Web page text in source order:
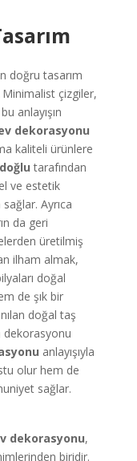
doğru tasarım
çizgiler,
anlayışın
dekorasyonu
kaliteli ürünlere
tarafından
ve estetik
Ayrıca
da geri
üretilmiş
ilham almak,
doğal
de şık bir
doğal taş
dekorasyonu
anlayışıyla
olur hem de
sağlar.
dekorasyonu,
biridir.